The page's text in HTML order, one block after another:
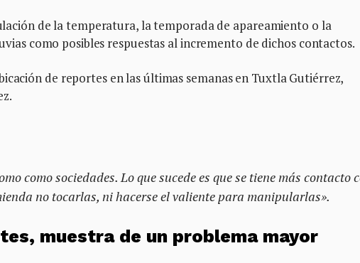
de la temperatura, la temporada de apareamiento o la
como posibles respuestas al incremento de dichos contactos.
de reportes en las últimas semanas en Tuxtla Gutiérrez,
como sociedades. Lo que sucede es que se tiene más contacto
no tocarlas, ni hacerse el valiente para manipularlas».
muestra de un problema mayor